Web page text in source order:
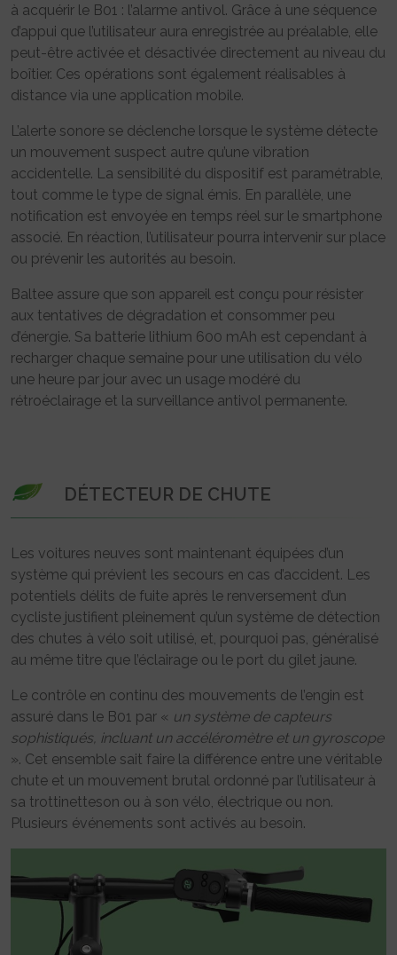
à acquérir le B01 : l’alarme antivol. Grâce à une séquence
d’appui que l’utilisateur aura enregistrée au préalable, elle
peut-être activée et désactivée directement au niveau du
boîtier. Ces opérations sont également réalisables à
distance via une application mobile.
L’alerte sonore se déclenche lorsque le système détecte
un mouvement suspect autre qu’une vibration
accidentelle. La sensibilité du dispositif est paramétrable,
tout comme le type de signal émis. En parallèle, une
notification est envoyée en temps réel sur le smartphone
associé. En réaction, l’utilisateur pourra intervenir sur place
ou prévenir les autorités au besoin.
Baltee assure que son appareil est conçu pour résister
aux tentatives de dégradation et consommer peu
d’énergie. Sa batterie lithium 600 mAh est cependant à
recharger chaque semaine pour une utilisation du vélo
une heure par jour avec un usage modéré du
rétroéclairage et la surveillance antivol permanente.
DÉTECTEUR DE CHUTE
Les voitures neuves sont maintenant équipées d’un
système qui prévient les secours en cas d’accident. Les
potentiels délits de fuite après le renversement d’un
cycliste justifient pleinement qu’un système de détection
des chutes à vélo soit utilisé, et, pourquoi pas, généralisé
au même titre que l’éclairage ou le port du gilet jaune.
Le contrôle en continu des mouvements de l’engin est
assuré dans le B01 par « un système de capteurs
sophistiqués, incluant un accéléromètre et un gyroscope
». Cet ensemble sait faire la différence entre une véritable
chute et un mouvement brutal ordonné par l’utilisateur à
sa trottinetteson ou à son vélo, électrique ou non.
Plusieurs événements sont activés au besoin.